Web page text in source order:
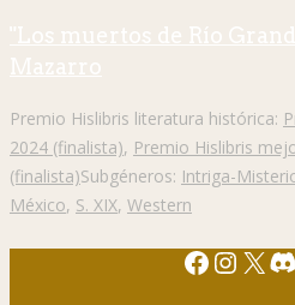
"Los muertos de Río
Mazarro
Premio Hislibris literatura histórica:
2024 (finalista), Premio Hislibris
(finalista)Subgéneros: Intriga-
México, S. XIX, Western
X